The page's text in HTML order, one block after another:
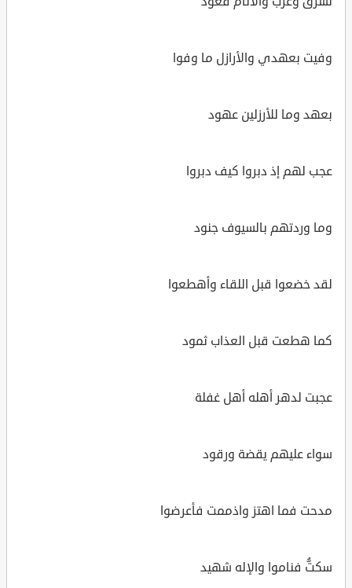
وفيت بعهدي والأرازل ما وفوا
بعهد وما للأرزلين عهود
عجب لهم إذ دبروا كيف دبروا
وما وردتهم بالسيوف جنود
لقد خضعوا قبل اللقاء وأهطعوا
كما هطعت قبل العذاب ثمود
عجبت لدهر أهله أهل غفلة
سواء عليهم يقضة ورقود
مدحت فما اهتز واذممت فأعرضوا
سكتُّ فناموا والإله شهيد